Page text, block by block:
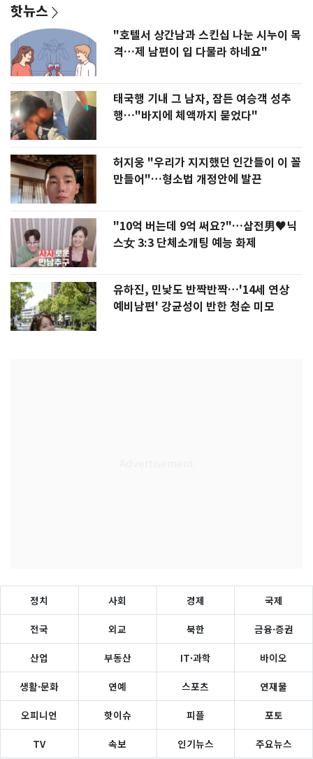
핫뉴스
"호텔서 상간남과 스킨십 나눈 시누이 목
격…제 남편이 입 다물라 하네요"
태국행 기내 그 남자, 잠든 여승객 성추
행…"바지에 체액까지 묻었다"
허지웅 "우리가 지지했던 인간들이 이 꼴
만들어"…형소법 개정안에 발끈
"10억 버는데 9억 써요?"…삼전男♥닉
스女 3:3 단체소개팅 예능 화제
유하진, 민낯도 반짝반짝…'14세 연상
예비남편' 강균성이 반한 청순 미모
정치 사회 경제 국제
전국 외교 북한 금융·증권
산업 부동산 IT·과학 바이오
생활·문화 연예 스포츠 연재물
오피니언 핫이슈 피플 포토
TV 속보 인기뉴스 주요뉴스